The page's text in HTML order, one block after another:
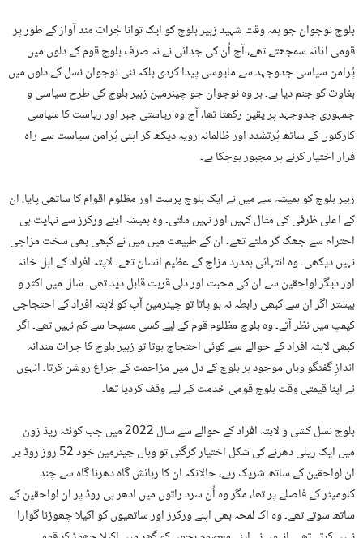
بلوچ نوجوان جو ہمہ وقت شہید زبیر بلوچ کو ایک توانا جُرات مند آواز کے طور پر
قومی اثاثہ سمجھتے تھے، آج اُن کی جدائی نے نہ صرف بلوچ قوم کے دلوں میں
پُرامن سیاسی جدوجہد سے مایوسی پیدا کردی بلکہ نئی نوجوان نسل کے دلوں میں
بغاوت کو جنم دیا ہے۔ ہر وہ نوجوان جو چیئرمین زبیر بلوچ کی طرح سیاسی و
جمہوری جدوجہد پر یقین رکھتا تھا، آج وہ ریاستی جبر اور ریاست کا سیاسی
کارکنوں کے ساتھ پُرتشدد اور ظالمانہ رویہ دیکھ کر اپنی پُرامن سیاست سے راہ
فرار اختیار کرنے پر مجبور ہوچکا ہے۔
زبیر بلوچ کو ہمیشہ سے میں نے ایک بلوچ پرست اور مظلوم اقوام کا ساتھی پایا، ان
کے اعلی ظرفی کی مثال کہیں اور نہیں ملتی۔ وہ ہمیشہ اپنے ورکرز سے نہایت ہی
احترام سے جھک کر ملتے تھے۔ ان کے طبیعت میں میں نے کبھی بھی سخت مزاجی
نہیں دیکھی۔ وہ انتہائی ہمدرد مزاج کے عظیم انسان تھے۔ لاپتہ افراد کے اہل خانہ
اور دیگر لواحقین سے ان کی محبت اور دلی قربت قابل دید تھی۔ شال میں اکثر و
بیشتر اگر ان سے کبھی رابطہ نہ ہو پاتا تو چیئرمین آپ کو لاپتہ افراد کے احتجاجی
کیمپ میں نظر آتے۔ وہ بلوچ مظلوم قوم کے لیے کسی مسیحا سے کم نہیں تھے۔ اگر
کبھی لاپتہ افراد کے حوالے سے کوئی احتجاج ہوتا تو زبیر بلوچ کا جرات مندانہ
اندازِ گفتگو وہاں موجود ہر بلوچ کے دل میں مزاحمت کے چراغ روشن کرتا۔ انہوں
نے اپنا قیمتی وقت بلوچ قومی خدمت کے لیے وقف کردیا تھا۔
بلوچ نسل کشی و لاپتہ افراد کے حوالے سے سال 2022 میں جب کوئٹہ ریڈ زون
میں ایک ریلی دھرنے کی شکل اختیار کرگئی تو وہاں چیئرمین خود 52 روز روڈ پر
ان لواحقین کے ساتھ شریک رہے، حالانکہ ان کا رہائش گاہ دھرنا گاہ سے چند
کلومیٹر کے فاصلے پر تھا، مگر وہ اُن سرد راتوں میں ادھر ہی روڈ پر ان لواحقین کے
ساتھ سوتے تھے۔ وہ اک لمحہ بھی اپنے ورکرز اور ساتھیوں کو اکیلا چھوڑنا گوارا